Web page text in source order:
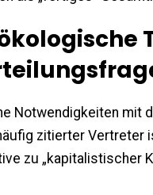
Notwendigkeiten mit
zitierter Vertreter
zu „kapitalistischer